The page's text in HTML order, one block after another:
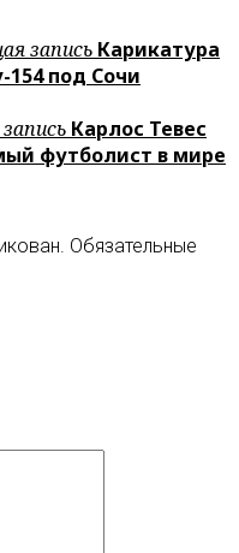
запись Карикатура
под Сочи
Карлос Тевес
футболист в мире
Обязательные